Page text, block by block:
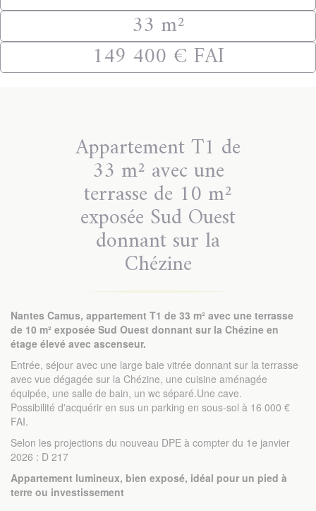
33 m²
149 400 € FAI
Appartement T1 de
33 m² avec une
terrasse de 10 m²
exposée Sud Ouest
donnant sur la
Chézine
Nantes Camus, appartement T1 de 33 m² avec une terrasse
de 10 m² exposée Sud Ouest donnant sur la Chézine en
étage élevé avec ascenseur.
Entrée, séjour avec une large baie vitrée donnant sur la terrasse
avec vue dégagée sur la Chézine, une cuisine aménagée
équipée, une salle de bain, un wc séparé.Une cave.
Possibilité d'acquérir en sus un parking en sous-sol à 16 000 €
FAI.
Selon les projections du nouveau DPE à compter du 1e janvier
2026 : D 217
Appartement lumineux, bien exposé, idéal pour un pied à
terre ou investissement